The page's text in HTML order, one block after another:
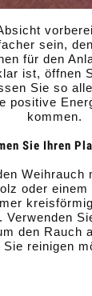
sein,
für den
ist, öffnen
Sie so
positive
kommen.
Sie Ihren
Weihrauch
oder einem
Verwenden
den Rauch
Sie reinigen